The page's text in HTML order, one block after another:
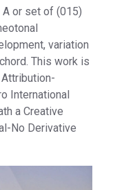
A or set of (015)
variation
This work is
International
a Creative
No Derivative